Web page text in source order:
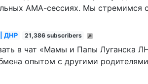
АМА-сессиях. Мы стремимся
ДНР 21,386 subscribers
в чат «Мамы и Папы Луганска
опытом с другими